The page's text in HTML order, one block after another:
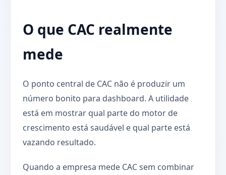
O que CAC realmente
mede
O ponto central de CAC não é produzir um
número bonito para dashboard. A utilidade
está em mostrar qual parte do motor de
crescimento está saudável e qual parte está
vazando resultado.
Quando a empresa mede CAC sem combinar